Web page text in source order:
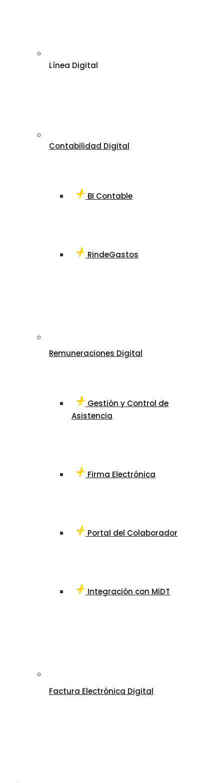
Línea Digital
Contabilidad Digital
BI Contable
RindeGastos
Remuneraciones Digital
Gestión y Control de
Asistencia
Firma Electrónica
Portal del Colaborador
Integración con MiDT
Factura Electrónica Digital